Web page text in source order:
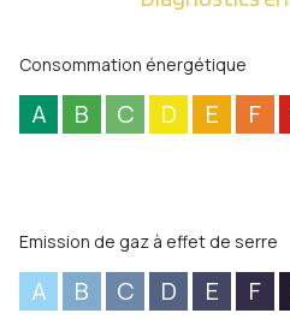
Consommation énergétique
A B C D E F
Emission de gaz à effet de serre
A B C D E F